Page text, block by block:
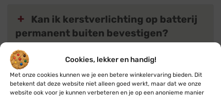
Cookies, lekker en handig!
Met onze cookies kunnen we je een betere winkelervaring bieden. Dit
betekent dat deze website niet alleen goed werkt, maar dat we onze
website ook voor je kunnen verbeteren en je op een anonieme manier
Kan ik kerstverlichting op batterij
permanent buiten bevestigen?
Zijn de lampjes in kerstverlichting
op batterijen LED?